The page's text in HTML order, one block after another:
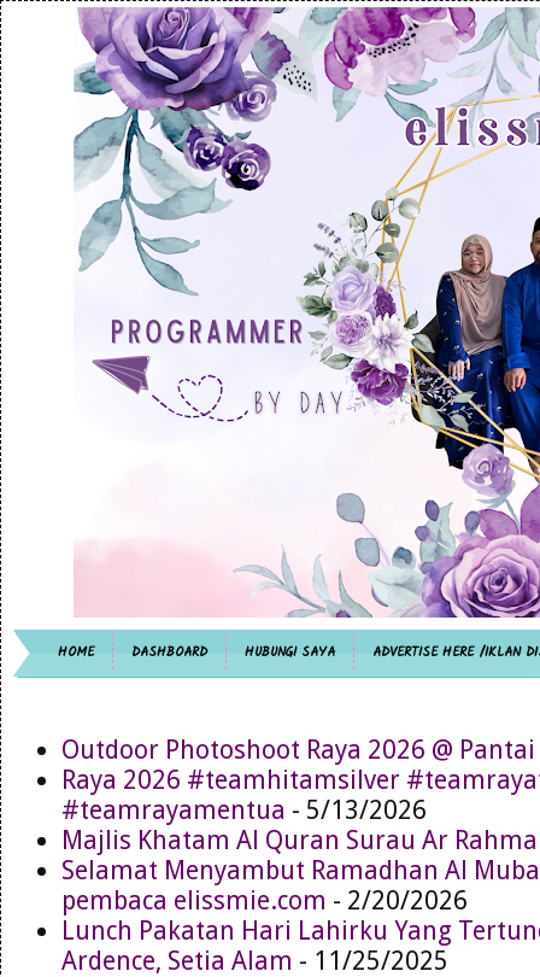
HOME DASHBOARD HUBUNGI SAYA ADVERTISE HERE /IKLAN
Outdoor Photoshoot Raya 2026 @ Pantai
Raya 2026 #teamhitamsilver
#teamrayamentua - 5/13/2026
Majlis Khatam Al Quran Surau Ar
Selamat Menyambut Ramadhan Al
pembaca elissmie.com - 2/20/2026
Lunch Pakatan Hari Lahirku Yang
Ardence, Setia Alam - 11/25/2025